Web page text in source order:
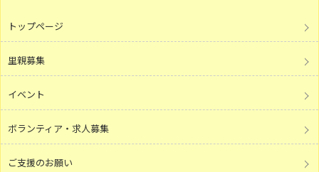
トップページ
里親募集
イベント
ボランティア・求人募集
ご支援のお願い